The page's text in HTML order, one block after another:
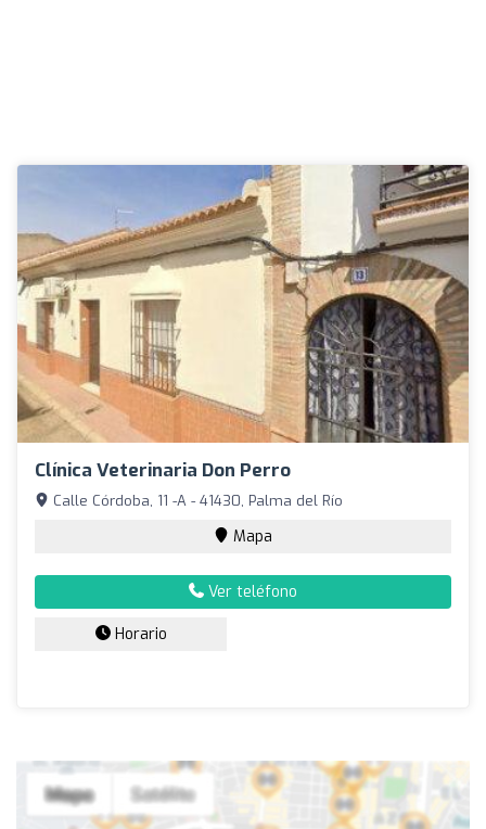
Clínica Veterinaria Don Perro
Calle Córdoba, 11 -A - 41430, Palma del Río
Mapa
Ver teléfono
Horario